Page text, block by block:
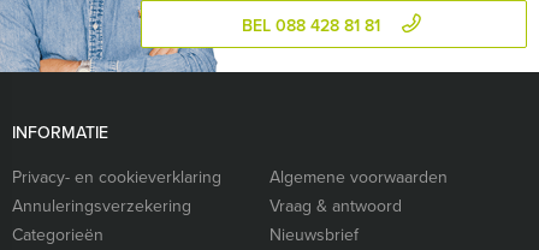
BEL 088 428 81 81
INFORMATIE
Privacy- en cookieverklaring
Algemene voorwaarden
Annuleringsverzekering
Vraag & antwoord
Categorieën
Nieuwsbrief